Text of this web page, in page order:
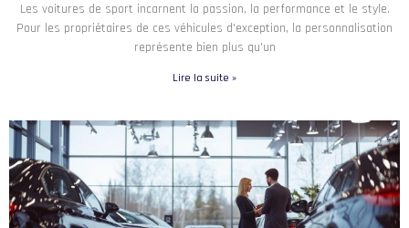
Les voitures de sport incarnent la passion, la performance et le style.
Pour les propriétaires de ces véhicules d'exception, la personnalisation
représente bien plus qu'un
Lire la suite »